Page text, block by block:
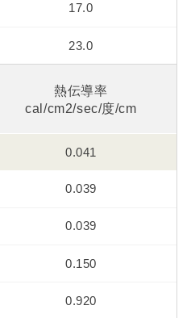
17.0
23.0
熱伝導率
cal/cm2/sec/度/cm
0.041
0.039
0.039
0.150
0.920